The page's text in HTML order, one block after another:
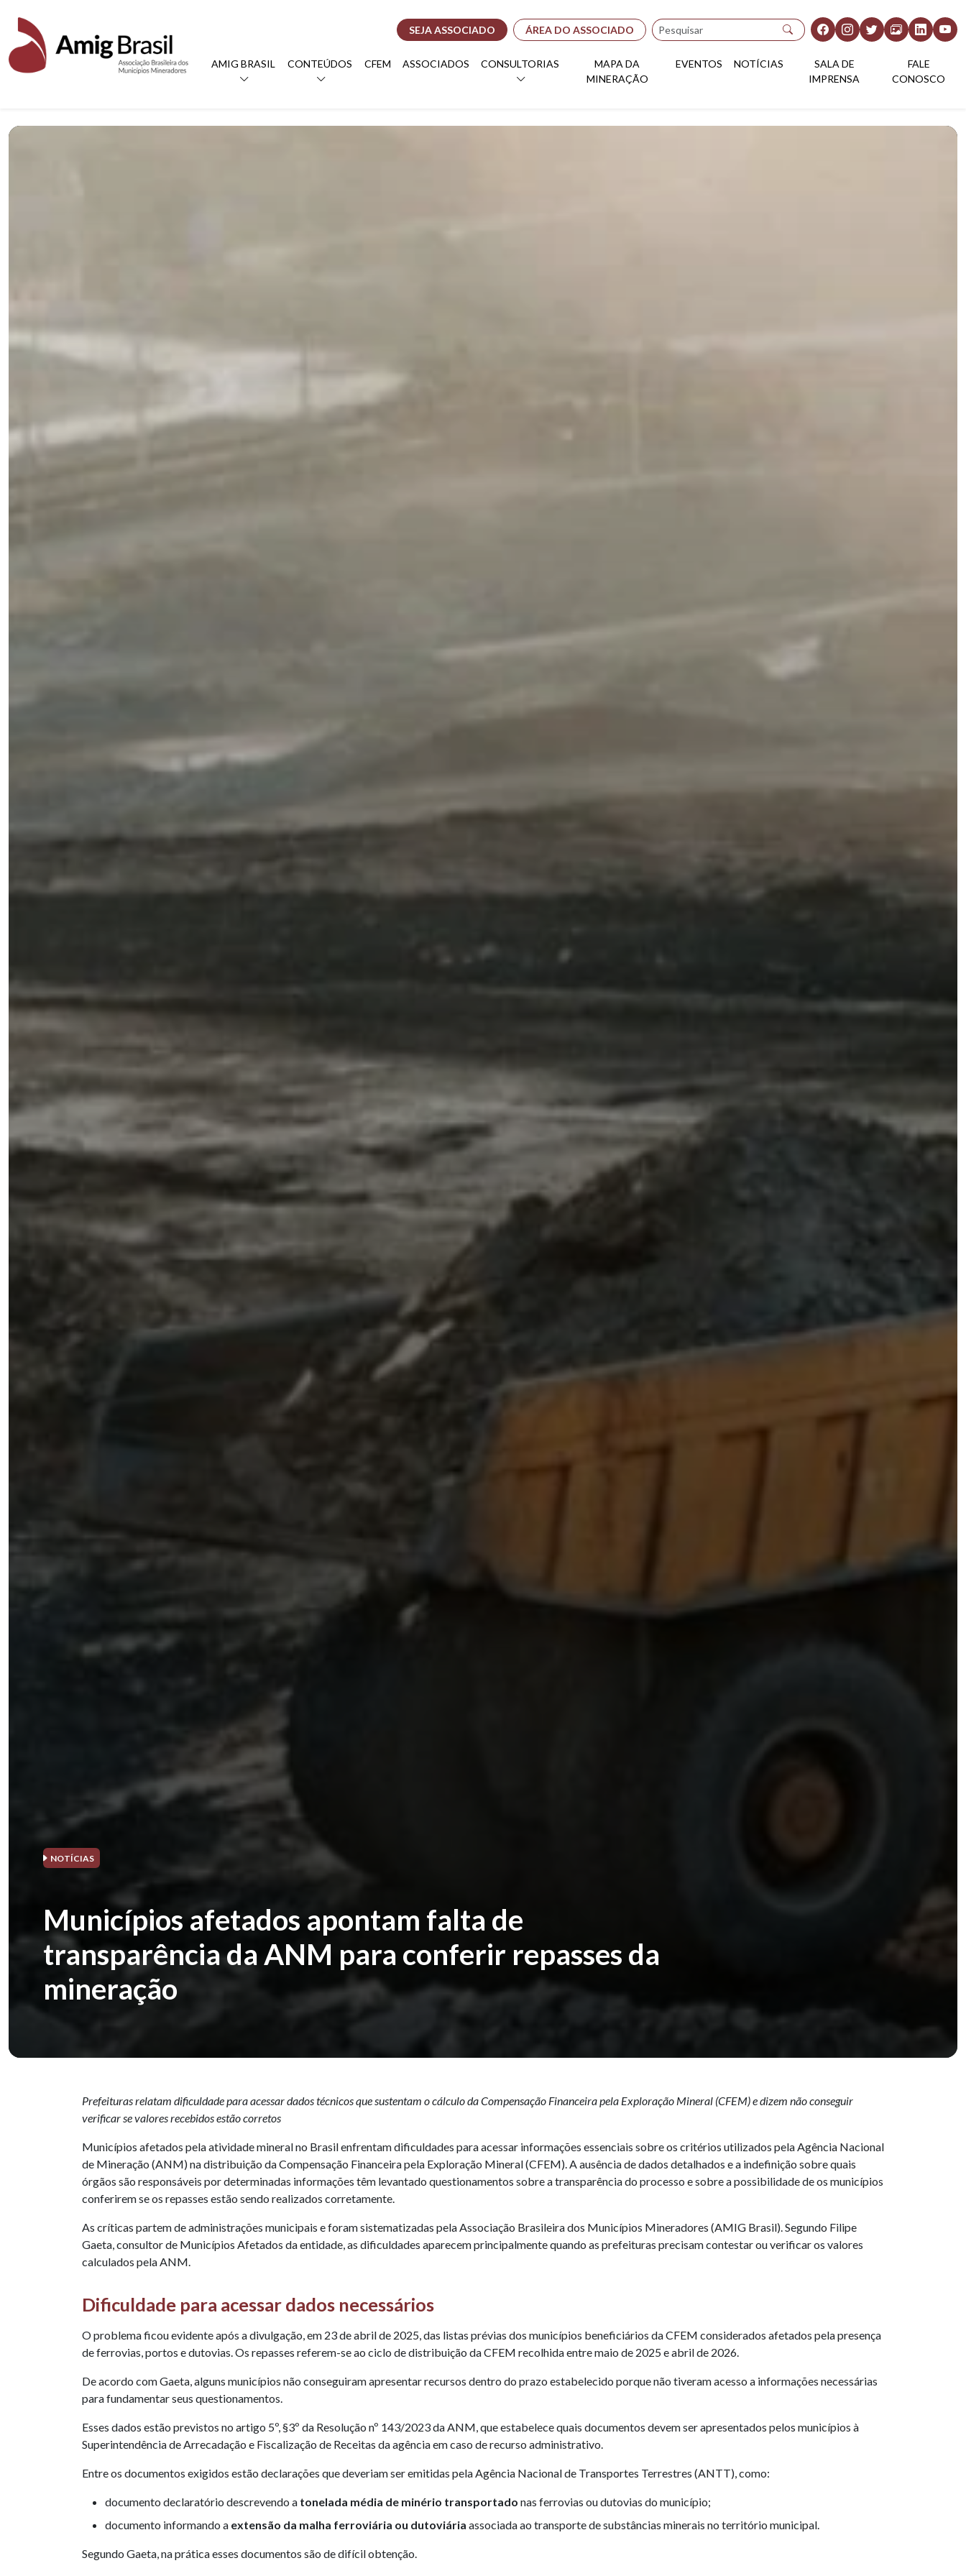
SEJA ASSOCIADO ÁREA DO ASSOCIADO Pesquisar
AMIG BRASIL CONTEÚDOS CFEM ASSOCIADOS CONSULTORIAS
MAPA DA
MINERAÇÃO
EVENTOS NOTÍCIAS
SALA DE
IMPRENSA
FALE
CONOSCO
NOTÍCIAS
Municípios afetados apontam falta de
transparência da ANM para conferir repasses da
mineração
Prefeituras relatam dificuldade para acessar dados técnicos que sustentam o cálculo da Compensação Financeira pela Exploração Mineral (CFEM) e dizem não conseguir
verificar se valores recebidos estão corretos
Municípios afetados pela atividade mineral no Brasil enfrentam dificuldades para acessar informações essenciais sobre os critérios utilizados pela Agência Nacional
de Mineração (ANM) na distribuição da Compensação Financeira pela Exploração Mineral (CFEM). A ausência de dados detalhados e a indefinição sobre quais
órgãos são responsáveis por determinadas informações têm levantado questionamentos sobre a transparência do processo e sobre a possibilidade de os municípios
conferirem se os repasses estão sendo realizados corretamente.
As críticas partem de administrações municipais e foram sistematizadas pela Associação Brasileira dos Municípios Mineradores (AMIG Brasil). Segundo Filipe
Gaeta, consultor de Municípios Afetados da entidade, as dificuldades aparecem principalmente quando as prefeituras precisam contestar ou verificar os valores
calculados pela ANM.
Dificuldade para acessar dados necessários
O problema ficou evidente após a divulgação, em 23 de abril de 2025, das listas prévias dos municípios beneficiários da CFEM considerados afetados pela presença
de ferrovias, portos e dutovias. Os repasses referem-se ao ciclo de distribuição da CFEM recolhida entre maio de 2025 e abril de 2026.
De acordo com Gaeta, alguns municípios não conseguiram apresentar recursos dentro do prazo estabelecido porque não tiveram acesso a informações necessárias
para fundamentar seus questionamentos.
Esses dados estão previstos no artigo 5º, §3º da Resolução nº 143/2023 da ANM, que estabelece quais documentos devem ser apresentados pelos municípios à
Superintendência de Arrecadação e Fiscalização de Receitas da agência em caso de recurso administrativo.
Entre os documentos exigidos estão declarações que deveriam ser emitidas pela Agência Nacional de Transportes Terrestres (ANTT), como:
documento declaratório descrevendo a tonelada média de minério transportado nas ferrovias ou dutovias do município;
documento informando a extensão da malha ferroviária ou dutoviária associada ao transporte de substâncias minerais no território municipal.
Segundo Gaeta, na prática esses documentos são de difícil obtenção.